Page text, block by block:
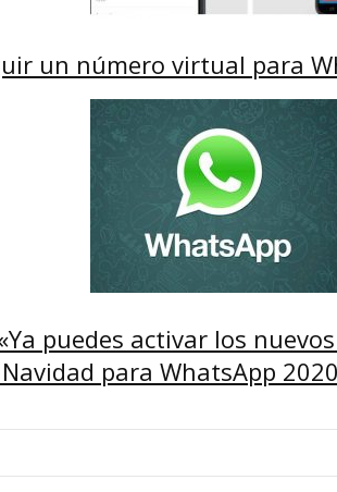
un número virtual para
puedes activar los
para WhatsApp